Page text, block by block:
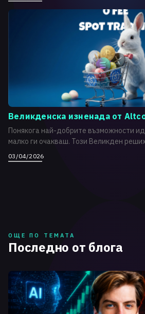
Великденска изненада от
Понякога най-добрите възможности
малко ги очакваш. Този Великден
03/04/2026
ОЩЕ ПО ТЕМАТА
Последно от блога